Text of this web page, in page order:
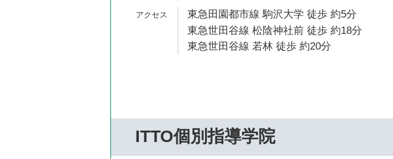
東急田園都市線 駒沢大学 徒歩 約5分
東急世田谷線 松陰神社前 徒歩 約18分
東急世田谷線 若林 徒歩 約20分
ITTO個別指導学院